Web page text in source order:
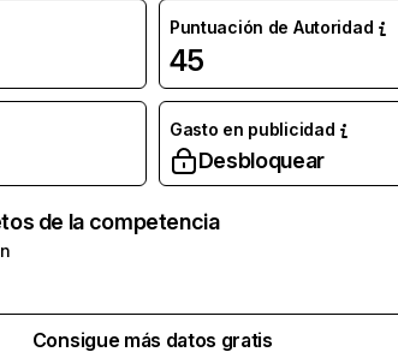
Puntuación de Autoridad
45
Gasto en publicidad
Desbloquear
de la competencia
Consigue más datos gratis